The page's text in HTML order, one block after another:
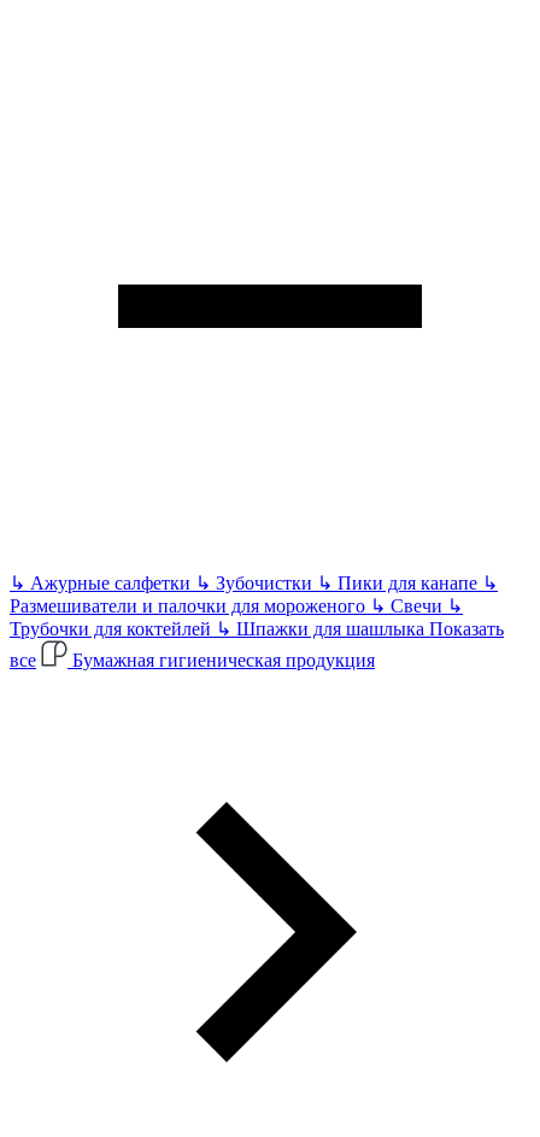
↳ Ажурные салфетки ↳ Зубочистки ↳ Пики для канапе ↳
Размешиватели и палочки для мороженого ↳ Свечи ↳
Трубочки для коктейлей ↳ Шпажки для шашлыка Показать
все
Бумажная гигиеническая продукция